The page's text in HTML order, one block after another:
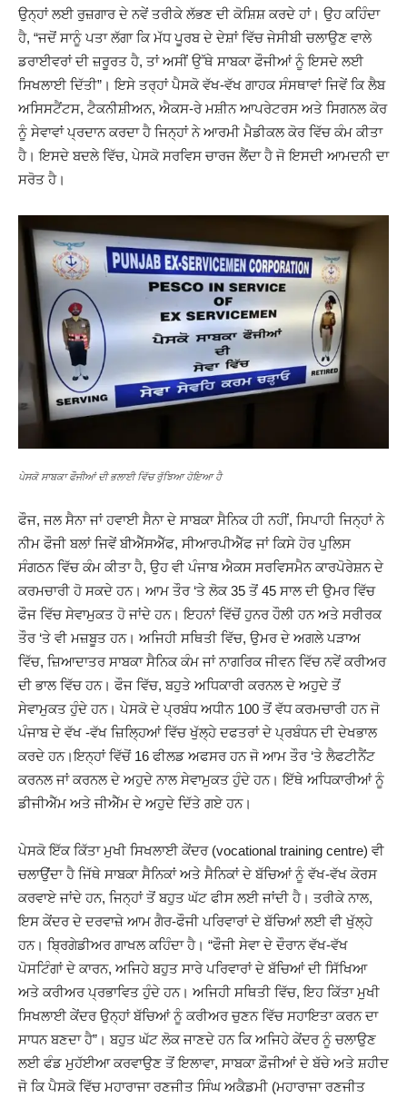
ਉਨ੍ਹਾਂ ਲਈ ਰੁਜ਼ਗਾਰ ਦੇ ਨਵੇਂ ਤਰੀਕੇ ਲੱਭਣ ਦੀ ਕੋਸ਼ਿਸ਼ ਕਰਦੇ ਹਾਂ। ਉਹ ਕਹਿੰਦਾ
ਹੈ, “ਜਦੋਂ ਸਾਨੂੰ ਪਤਾ ਲੱਗਾ ਕਿ ਮੱਧ ਪੂਰਬ ਦੇ ਦੇਸ਼ਾਂ ਵਿੱਚ ਜੇਸੀਬੀ ਚਲਾਉਣ ਵਾਲੇ
ਡਰਾਈਵਰਾਂ ਦੀ ਜ਼ਰੂਰਤ ਹੈ, ਤਾਂ ਅਸੀਂ ਉੱਥੇ ਸਾਬਕਾ ਫੌਜੀਆਂ ਨੂੰ ਇਸਦੇ ਲਈ
ਸਿਖਲਾਈ ਦਿੱਤੀ”। ਇਸੇ ਤਰ੍ਹਾਂ ਪੈਸਕੋ ਵੱਖ-ਵੱਖ ਗਾਹਕ ਸੰਸਥਾਵਾਂ ਜਿਵੇਂ ਕਿ ਲੈਬ
ਅਸਿਸਟੈਂਟਸ, ਟੈਕਨੀਸ਼ੀਅਨ, ਐਕਸ-ਰੇ ਮਸ਼ੀਨ ਆਪਰੇਟਰਸ ਅਤੇ ਸਿਗਨਲ ਕੋਰ
ਨੂੰ ਸੇਵਾਵਾਂ ਪ੍ਰਦਾਨ ਕਰਦਾ ਹੈ ਜਿਨ੍ਹਾਂ ਨੇ ਆਰਮੀ ਮੈਡੀਕਲ ਕੋਰ ਵਿੱਚ ਕੰਮ ਕੀਤਾ
ਹੈ। ਇਸਦੇ ਬਦਲੇ ਵਿੱਚ, ਪੇਸਕੋ ਸਰਵਿਸ ਚਾਰਜ ਲੈਂਦਾ ਹੈ ਜੋ ਇਸਦੀ ਆਮਦਨੀ ਦਾ
ਸਰੋਤ ਹੈ।
ਪੇਸਕੋ ਸਾਬਕਾ ਫੌਜੀਆਂ ਦੀ ਭਲਾਈ ਵਿੱਚ ਰੁੱਝਿਆ ਹੋਇਆ ਹੈ
ਫੌਜ, ਜਲ ਸੈਨਾ ਜਾਂ ਹਵਾਈ ਸੈਨਾ ਦੇ ਸਾਬਕਾ ਸੈਨਿਕ ਹੀ ਨਹੀਂ, ਸਿਪਾਹੀ ਜਿਨ੍ਹਾਂ ਨੇ
ਨੀਮ ਫੌਜੀ ਬਲਾਂ ਜਿਵੇਂ ਬੀਐੱਸਐੱਫ, ਸੀਆਰਪੀਐੱਫ ਜਾਂ ਕਿਸੇ ਹੋਰ ਪੁਲਿਸ
ਸੰਗਠਨ ਵਿੱਚ ਕੰਮ ਕੀਤਾ ਹੈ, ਉਹ ਵੀ ਪੰਜਾਬ ਐਕਸ ਸਰਵਿਸਮੈਨ ਕਾਰਪੋਰੇਸ਼ਨ ਦੇ
ਕਰਮਚਾਰੀ ਹੋ ਸਕਦੇ ਹਨ। ਆਮ ਤੌਰ ‘ਤੇ ਲੋਕ 35 ਤੋਂ 45 ਸਾਲ ਦੀ ਉਮਰ ਵਿੱਚ
ਫੌਜ ਵਿੱਚ ਸੇਵਾਮੁਕਤ ਹੋ ਜਾਂਦੇ ਹਨ। ਇਹਨਾਂ ਵਿੱਚੋਂ ਹੁਨਰ ਹੌਲੀ ਹਨ ਅਤੇ ਸਰੀਰਕ
ਤੌਰ ‘ਤੇ ਵੀ ਮਜ਼ਬੂਤ ਹਨ। ਅਜਿਹੀ ਸਥਿਤੀ ਵਿੱਚ, ਉਮਰ ਦੇ ਅਗਲੇ ਪੜਾਅ
ਵਿੱਚ, ਜ਼ਿਆਦਾਤਰ ਸਾਬਕਾ ਸੈਨਿਕ ਕੰਮ ਜਾਂ ਨਾਗਰਿਕ ਜੀਵਨ ਵਿੱਚ ਨਵੇਂ ਕਰੀਅਰ
ਦੀ ਭਾਲ ਵਿੱਚ ਹਨ। ਫੌਜ ਵਿੱਚ, ਬਹੁਤੇ ਅਧਿਕਾਰੀ ਕਰਨਲ ਦੇ ਅਹੁਦੇ ਤੋਂ
ਸੇਵਾਮੁਕਤ ਹੁੰਦੇ ਹਨ। ਪੇਸਕੋ ਦੇ ਪ੍ਰਬੰਧ ਅਧੀਨ 100 ਤੋਂ ਵੱਧ ਕਰਮਚਾਰੀ ਹਨ ਜੋ
ਪੰਜਾਬ ਦੇ ਵੱਖ -ਵੱਖ ਜ਼ਿਲ੍ਹਿਆਂ ਵਿੱਚ ਖੁੱਲ੍ਹੇ ਦਫਤਰਾਂ ਦੇ ਪ੍ਰਬੰਧਨ ਦੀ ਦੇਖਭਾਲ
ਕਰਦੇ ਹਨ।ਇਨ੍ਹਾਂ ਵਿੱਚੋਂ 16 ਫੀਲਡ ਅਫਸਰ ਹਨ ਜੋ ਆਮ ਤੌਰ ‘ਤੇ ਲੈਫਟੀਨੈਂਟ
ਕਰਨਲ ਜਾਂ ਕਰਨਲ ਦੇ ਅਹੁਦੇ ਨਾਲ ਸੇਵਾਮੁਕਤ ਹੁੰਦੇ ਹਨ। ਇੱਥੇ ਅਧਿਕਾਰੀਆਂ ਨੂੰ
ਡੀਜੀਐੱਮ ਅਤੇ ਜੀਐੱਮ ਦੇ ਅਹੁਦੇ ਦਿੱਤੇ ਗਏ ਹਨ।
ਪੇਸਕੋ ਇੱਕ ਕਿੱਤਾ ਮੁਖੀ ਸਿਖਲਾਈ ਕੇਂਦਰ (vocational training centre) ਵੀ
ਚਲਾਉਂਦਾ ਹੈ ਜਿੱਥੇ ਸਾਬਕਾ ਸੈਨਿਕਾਂ ਅਤੇ ਸੈਨਿਕਾਂ ਦੇ ਬੱਚਿਆਂ ਨੂੰ ਵੱਖ-ਵੱਖ ਕੋਰਸ
ਕਰਵਾਏ ਜਾਂਦੇ ਹਨ, ਜਿਨ੍ਹਾਂ ਤੋਂ ਬਹੁਤ ਘੱਟ ਫੀਸ ਲਈ ਜਾਂਦੀ ਹੈ। ਤਰੀਕੇ ਨਾਲ,
ਇਸ ਕੇਂਦਰ ਦੇ ਦਰਵਾਜ਼ੇ ਆਮ ਗੈਰ-ਫੌਜੀ ਪਰਿਵਾਰਾਂ ਦੇ ਬੱਚਿਆਂ ਲਈ ਵੀ ਖੁੱਲ੍ਹੇ
ਹਨ। ਬ੍ਰਿਗੇਡੀਅਰ ਗਾਖਲ ਕਹਿੰਦਾ ਹੈ। “ਫੌਜੀ ਸੇਵਾ ਦੇ ਦੌਰਾਨ ਵੱਖ-ਵੱਖ
ਪੋਸਟਿੰਗਾਂ ਦੇ ਕਾਰਨ, ਅਜਿਹੇ ਬਹੁਤ ਸਾਰੇ ਪਰਿਵਾਰਾਂ ਦੇ ਬੱਚਿਆਂ ਦੀ ਸਿੱਖਿਆ
ਅਤੇ ਕਰੀਅਰ ਪ੍ਰਭਾਵਿਤ ਹੁੰਦੇ ਹਨ। ਅਜਿਹੀ ਸਥਿਤੀ ਵਿੱਚ, ਇਹ ਕਿੱਤਾ ਮੁਖੀ
ਸਿਖਲਾਈ ਕੇਂਦਰ ਉਨ੍ਹਾਂ ਬੱਚਿਆਂ ਨੂੰ ਕਰੀਅਰ ਚੁਣਨ ਵਿੱਚ ਸਹਾਇਤਾ ਕਰਨ ਦਾ
ਸਾਧਨ ਬਣਦਾ ਹੈ”। ਬਹੁਤ ਘੱਟ ਲੋਕ ਜਾਣਦੇ ਹਨ ਕਿ ਅਜਿਹੇ ਕੇਂਦਰ ਨੂੰ ਚਲਾਉਣ
ਲਈ ਫੰਡ ਮੁਹੱਈਆ ਕਰਵਾਉਣ ਤੋਂ ਇਲਾਵਾ, ਸਾਬਕਾ ਫ਼ੌਜੀਆਂ ਦੇ ਬੱਚੇ ਅਤੇ ਸ਼ਹੀਦ
ਜੋ ਕਿ ਪੈਸਕੋ ਵਿੱਚ ਮਹਾਰਾਜਾ ਰਣਜੀਤ ਸਿੰਘ ਅਕੈਡਮੀ (ਮਹਾਰਾਜਾ ਰਣਜੀਤ